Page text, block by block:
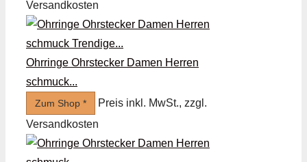
Versandkosten
Ohrringe Ohrstecker Damen Herren
schmuck...
Zum Shop *
Preis inkl. MwSt., zzgl.
Versandkosten